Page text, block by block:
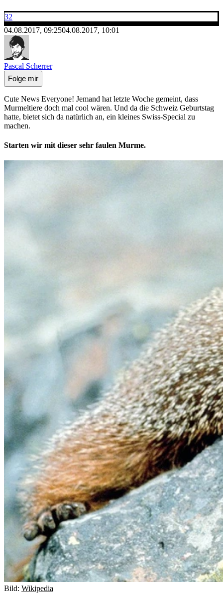
32
04.08.2017, 09:2504.08.2017, 10:01
Pascal Scherrer
Folge mir
Cute News Everyone! Jemand hat letzte Woche gemeint, dass
Murmeltiere doch mal cool wären. Und da die Schweiz Geburtstag
hatte, bietet sich da natürlich an, ein kleines Swiss-Special zu
machen.
Starten wir mit dieser sehr faulen Murme.
Bild: Wikipedia